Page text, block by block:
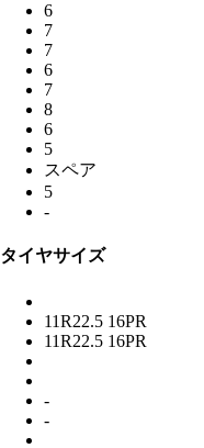
6
7
7
6
7
8
6
5
スペア
5
-
タイヤサイズ
11R22.5 16PR
11R22.5 16PR
-
-